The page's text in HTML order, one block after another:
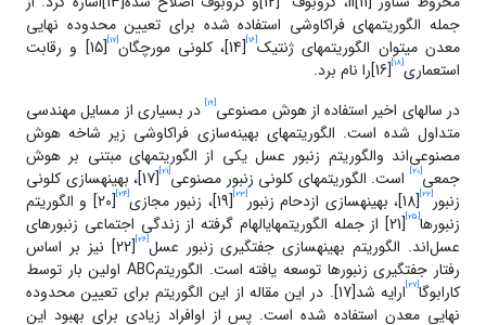
جمله الگوریتم­های فراکاوشی استفاده شده برای تعیین محدوده‌ نهایی
معدن می­توان الگوریتم­های ژنتیک[16] [14]، کلونی مورچگان [17]
[15] و رقابت
استعماری[18]
[16]را نام برد.
در سال­های اخیر استفاده از هوش مصنوعی[19]
در بسیاری از مسایل مهندسی
متداول شده است. الگوریتم­های بهینه‌سازی فراکاوشی زیر شاخه‌ هوش
مصنوعی‌اند والگوریتم زنبور عسل یکی از الگوریتم­های مبتنی بر هوش
جمعی[20] است. الگوریتم­های کلونی زنبور مصنوعی[21]
[17]، بهینه­سازی کلونی
زنبور[22] [18]، بهینه­سازی ازدحام زنبور [23] [19]، زنبور مجازی [24]
[20] و الگوریتم
زنبورها[25]
[21] از جمله الگوریتم­هایالهام گرفته از زندگی اجتماعی زنبورهای
عسل‌اند. الگوریتم بهینه­سازی جفت­گیری زنبور عسل[26]
[22] نیز بر اساس
رفتار جفت­گیری زنبورها توسعه یافته است. الگوریتمABC اولین بار توسط
کارابوگا[27]
ارایه شد[17]. در این مقاله از این الگوریتم برای تعیین محدوده‌
نهایی معدن استفاده شده است. پس از اوافراد زیادی برای بهبود این